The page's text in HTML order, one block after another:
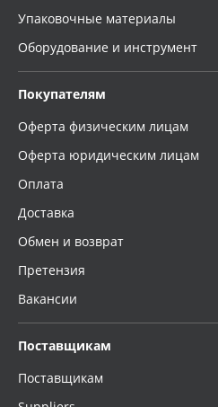
Упаковочные материалы
Оборудование и инструмент
Покупателям
Оферта физическим лицам
Оферта юридическим лицам
Оплата
Доставка
Обмен и возврат
Претензия
Вакансии
Поставщикам
Поставщикам